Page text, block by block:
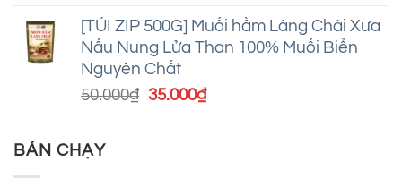
là:
50.000₫.
tại
là:
[TÚI ZIP 500G] Muối hầm Làng Chài Xưa
Nấu Nung Lửa Than 100% Muối Biển
Nguyên Chất
50.000₫ Giá
35.000₫Giá
BÁN CHẠY